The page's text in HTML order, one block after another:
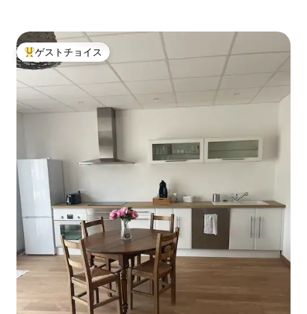
大好評のゲストチョイスです。
ゲストチョイス